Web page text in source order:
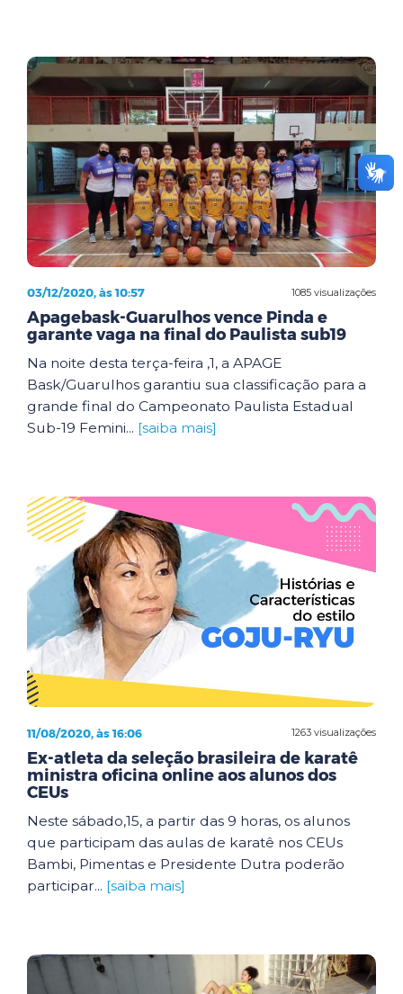
1085 visualizações
03/12/2020, às 10:57
Apagebask-Guarulhos vence Pinda e
garante vaga na final do Paulista sub19
Na noite desta terça-feira ,1, a APAGE
Bask/Guarulhos garantiu sua classificação para a
grande final do Campeonato Paulista Estadual
Sub-19 Femini... [saiba mais]
1263 visualizações
11/08/2020, às 16:06
Ex-atleta da seleção brasileira de karatê
ministra oficina online aos alunos dos
CEUs
Neste sábado,15, a partir das 9 horas, os alunos
que participam das aulas de karatê nos CEUs
Bambi, Pimentas e Presidente Dutra poderão
participar... [saiba mais]